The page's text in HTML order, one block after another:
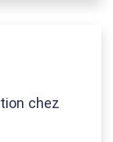
chez